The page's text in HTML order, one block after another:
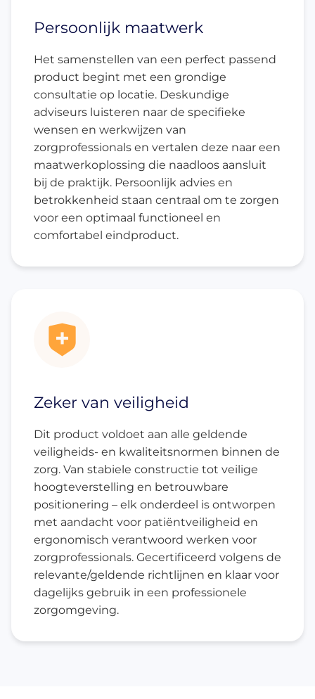
Persoonlijk maatwerk
Het samenstellen van een perfect passend
product begint met een grondige
consultatie op locatie. Deskundige
adviseurs luisteren naar de specifieke
wensen en werkwijzen van
zorgprofessionals en vertalen deze naar een
maatwerkoplossing die naadloos aansluit
bij de praktijk. Persoonlijk advies en
betrokkenheid staan centraal om te zorgen
voor een optimaal functioneel en
comfortabel eindproduct.
Zeker van veiligheid
Dit product voldoet aan alle geldende
veiligheids- en kwaliteitsnormen binnen de
zorg. Van stabiele constructie tot veilige
hoogteverstelling en betrouwbare
positionering – elk onderdeel is ontworpen
met aandacht voor patiëntveiligheid en
ergonomisch verantwoord werken voor
zorgprofessionals. Gecertificeerd volgens de
relevante/geldende richtlijnen en klaar voor
dagelijks gebruik in een professionele
zorgomgeving.